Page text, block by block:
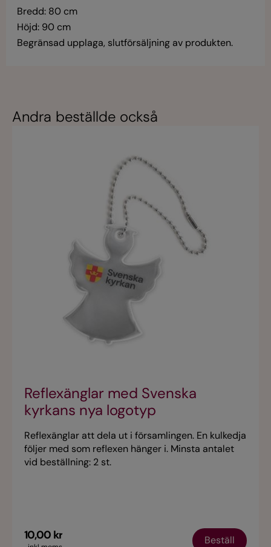
Bredd: 80 cm
Höjd: 90 cm
Begränsad upplaga, slutförsäljning av produkten.
Andra beställde också
Reflexänglar med Svenska
kyrkans nya logotyp
Reflexänglar att dela ut i församlingen. En kulkedja
följer med som reflexen hänger i. Minsta antalet
vid beställning: 2 st.
10,00 kr Beställ